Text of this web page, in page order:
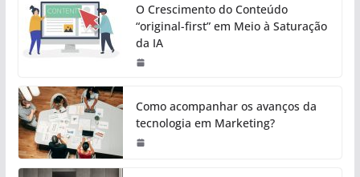
O Crescimento do Conteúdo
“original-first” em Meio à Saturação
da IA
Como acompanhar os avanços da
tecnologia em Marketing?